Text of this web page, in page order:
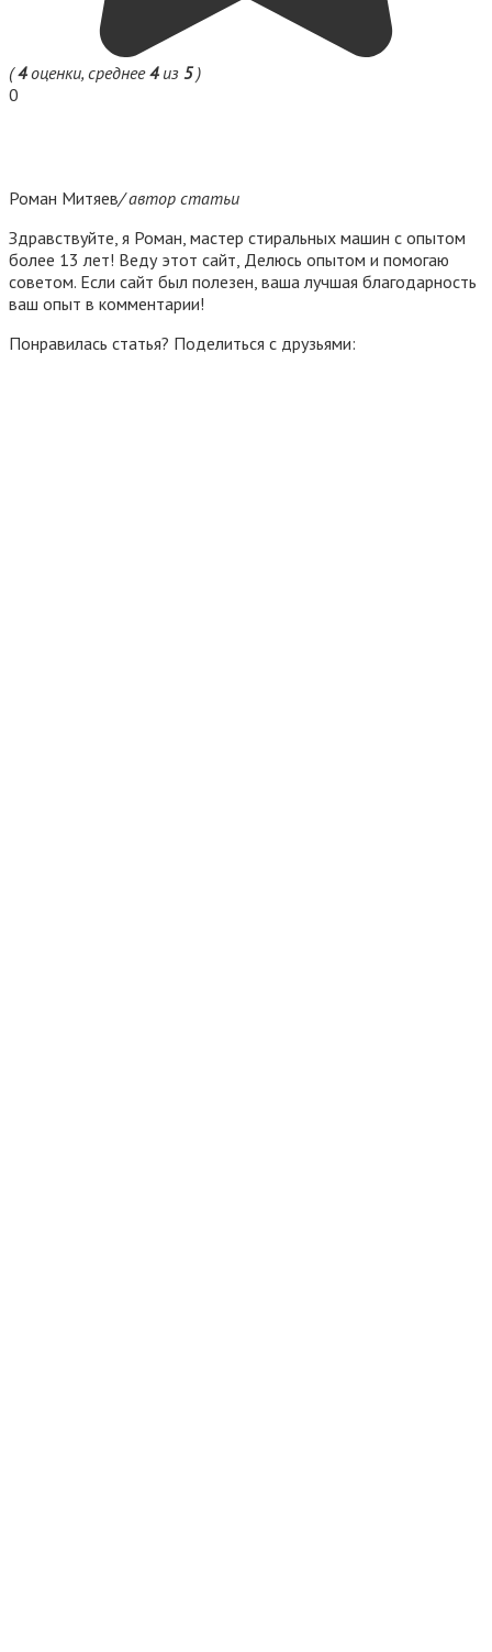
(4оценки, среднее4из 5)
0
Роман Митяев/ автор статьи
Здравствуйте, я Роман, мастер стиральных машин с опытом
более 13 лет! Веду этот сайт, Делюсь опытом и помогаю
советом. Если сайт был полезен, ваша лучшая благодарность
ваш опыт в комментарии!
Понравилась статья? Поделиться с друзьями: